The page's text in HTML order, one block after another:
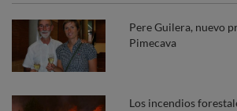
Pere Guilera, nuevo
Pimecava
Los incendios